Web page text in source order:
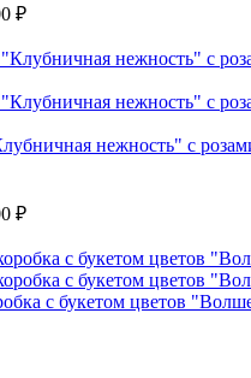
₽
нежность" с
₽
с букетом цветов